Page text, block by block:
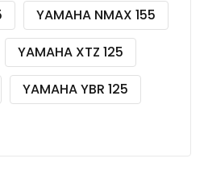
YAMAHA NMAX 155
YAMAHA XTZ 125
YAMAHA YBR 125